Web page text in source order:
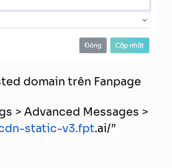
domain trên Fanpage
> Advanced Messages >
static-v3.fpt.ai/”